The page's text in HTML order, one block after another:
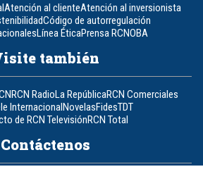
Atención al clienteAtención al inversionista
Código de autorregulación
Línea ÉticaPrensa RCNOBA
también
RCN RadioLa RepúblicaRCN Comerciales
InternacionalNovelasFidesTDT
de RCN TelevisiónRCN Total
Contáctenos